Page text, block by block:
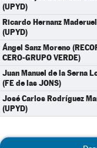
(UPYD)
Ricardo Hernanz
(UPYD)
Ángel Sanz Moreno
CERO-GRUPO VERDE)
Juan Manuel de la Serna
(FE de las JONS)
José Carlos Rodríguez
(UPYD)